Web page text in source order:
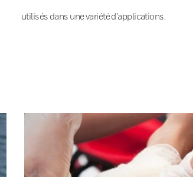
utilisés dans une variété d’applications.